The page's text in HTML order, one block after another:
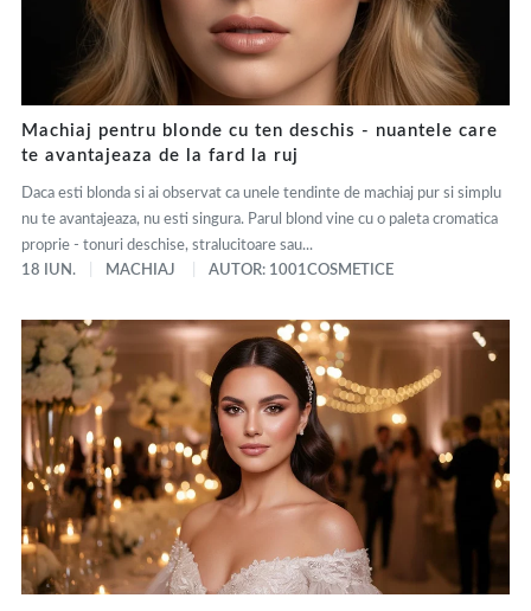
Machiaj pentru blonde cu ten deschis - nuantele care
te avantajeaza de la fard la ruj
Daca esti blonda si ai observat ca unele tendinte de machiaj pur si simplu
nu te avantajeaza, nu esti singura. Parul blond vine cu o paleta cromatica
proprie - tonuri deschise, stralucitoare sau...
18 IUN.
MACHIAJ AUTOR: 1001COSMETICE